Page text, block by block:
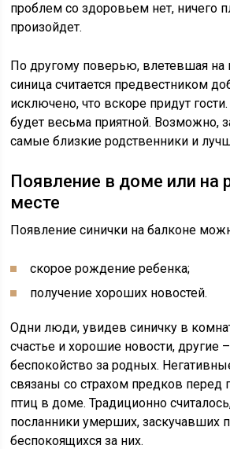
проблем со здоровьем нет, ничего
произойдет.
По другому поверью, влетевшая на
синица считается предвестником
исключено, что вскоре придут
будет весьма приятной. Возможно,
самые близкие родственники и
Появление в доме или на
месте
Появление синички на балконе
скорое рождение ребенка;
получение хороших новостей.
Одни люди, увидев синичку в
счастье и хорошие новости,
беспокойство за родных.
связаны со страхом предков перед
птиц в доме. Традиционно
посланники умерших, заскучавших
беспокоящихся за них.